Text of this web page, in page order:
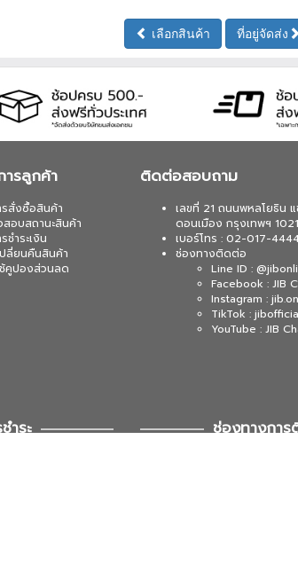
เลือกสินค้า ที่อยู่จัดส่ง
รลูกค้า
รสั่งซื้อสินค้า
อบสถานะสินค้า
ชำระเงิน
ลี่ยนคืนสินค้า
ช้คูปองส่วนลด
ติดต่อสอบถาม
เลขที่ 21 ถนนพหลโยธิน
ดอนเมือง กรุงเทพฯ
เบอร์โทร : 02-017-
ช่องทางติดต่อ
Line ID :
Facebook : JIB
Instagram :
TikTok :
YouTube : JIB
ำระ ช่องทางกา